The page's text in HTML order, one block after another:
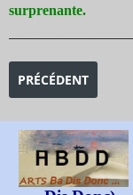
surprenante.
ARTICLE
PRÉCÉDENT